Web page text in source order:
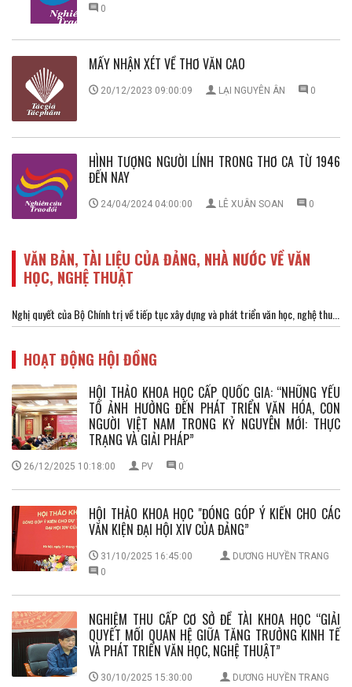
0
MẤY NHẬN XÉT VỀ THƠ VĂN CAO
20/12/2023 09:00:09 LẠI NGUYÊN ÂN 0
HÌNH TƯỢNG NGƯỜI LÍNH TRONG THƠ CA TỪ 1946
ĐẾN NAY
24/04/2024 04:00:00 LÊ XUÂN SOAN 0
VĂN BẢN, TÀI LIỆU CỦA ĐẢNG, NHÀ NƯỚC VỀ VĂN
HỌC, NGHỆ THUẬT
Nghị quyết của Bộ Chính trị về tiếp tục xây dựng và phát triển văn học, nghệ thu...
HOẠT ĐỘNG HỘI ĐỒNG
HỘI THẢO KHOA HỌC CẤP QUỐC GIA: “NHỮNG YẾU
TỐ ẢNH HƯỞNG ĐẾN PHÁT TRIỂN VĂN HÓA, CON
NGƯỜI VIỆT NAM TRONG KỶ NGUYÊN MỚI: THỰC
TRẠNG VÀ GIẢI PHÁP”
26/12/2025 10:18:00 PV 0
HỘI THẢO KHOA HỌC "ĐÓNG GÓP Ý KIẾN CHO CÁC
VĂN KIỆN ĐẠI HỘI XIV CỦA ĐẢNG”
31/10/2025 16:45:00
DƯƠNG HUYỀN TRANG
0
NGHIỆM THU CẤP CƠ SỞ ĐỀ TÀI KHOA HỌC “GIẢI
QUYẾT MỐI QUAN HỆ GIỮA TĂNG TRƯỞNG KINH TẾ
VÀ PHÁT TRIỂN VĂN HỌC, NGHỆ THUẬT”
30/10/2025 15:30:00
DƯƠNG HUYỀN TRANG